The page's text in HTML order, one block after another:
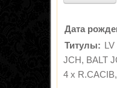
Дата
Титулы:
JCH, BALT
4 x